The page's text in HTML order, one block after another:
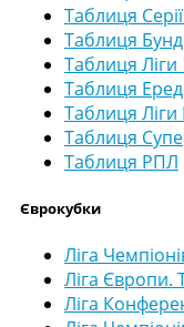
Таблиця
Таблиця
Таблиця Ліги
Таблиця
Таблиця
Таблиця
Таблиця РПЛ
Єврокубки
Ліга
Ліга Європи.
Ліга